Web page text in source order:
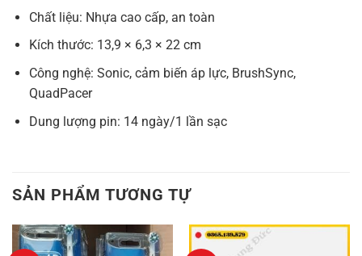
Chất liệu: Nhựa cao cấp, an toàn
Kích thước: 13,9 × 6,3 × 22 cm
Công nghệ: Sonic, cảm biến áp lực, BrushSync,
QuadPacer
Dung lượng pin: 14 ngày/1 lần sạc
SẢN PHẨM TƯƠNG TỰ